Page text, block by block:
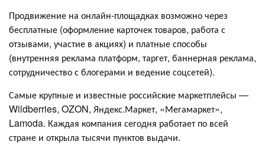
Продвижение на онлайн-площадках возможно через
бесплатные (оформление карточек товаров, работа с
отзывами, участие в акциях) и платные способы
(внутренняя реклама платформ, таргет, баннерная реклама,
сотрудничество с блогерами и ведение соцсетей).
Самые крупные и известные российские маркетплейсы —
Wildberries, OZON, Яндекс.Маркет, «Мегамаркет»,
Lamoda. Каждая компания сегодня работает по всей
стране и открыла тысячи пунктов выдачи.